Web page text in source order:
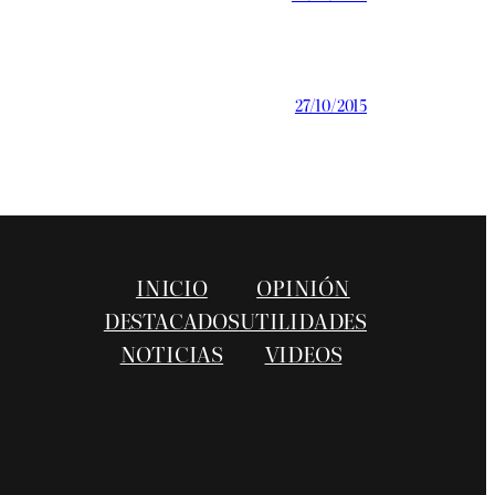
27/10/2015
INICIO
DESTACADOS
NOTICIAS
OPINIÓN
UTILIDADES
VIDEOS